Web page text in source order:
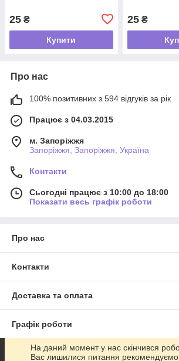
25 ₴
Купити
25₴
Про нас
100% позитивних з 594 відгуків за рік
Працює з 04.03.2015
м. Запоріжжя
Запоріжжя, Запоріжжя, Україна
Контакти
Сьогодні працює з 10:00 до 18:00
Показати весь графік роботи
Про нас
Контакти
Доставка та оплата
Графік роботи
Повна версія сайту
На даний момент у нас скінчився
Вас лишилися питання рекомендуємо